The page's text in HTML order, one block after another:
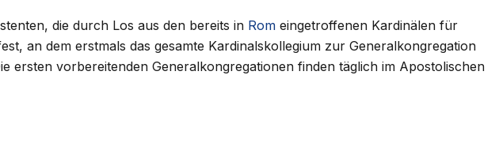
die durch Los aus den bereits in Rom eingetroffenen Kardinälen für
an dem erstmals das gesamte Kardinalskollegium zur Generalkongregation
ersten vorbereitenden Generalkongregationen finden täglich im Apostolischen